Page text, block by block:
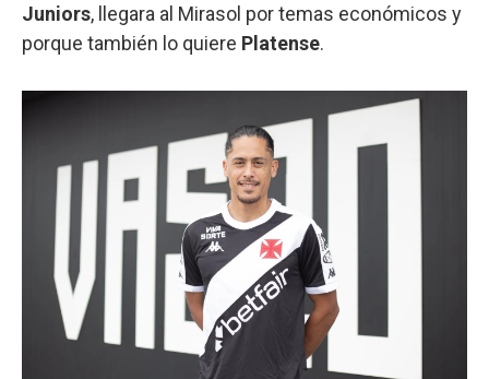
Juniors, llegara al Mirasol por temas económicos y
porque también lo quiere Platense.